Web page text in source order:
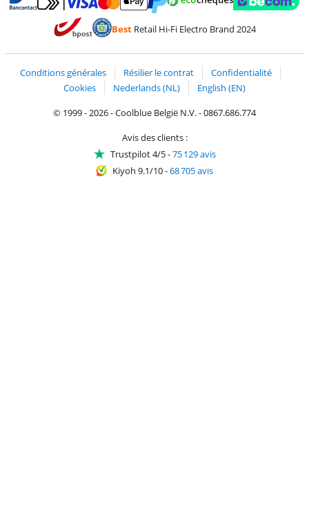
Payer avec Bancontact
Payer avec MasterCard et Visa via ClickToPay
BestRetail Hi-Fi Electro Brand 2024
Conditions générales Résilier le contrat
Confidentialité
Cookies
Nederlands (NL)
English (EN)
© 1999 - 2026 - Coolblue België N.V. - 0867.686.774
Avis des clients :
Trustpilot 4/5-75 129 avis
Kiyoh 9.1/10-68 705 avis